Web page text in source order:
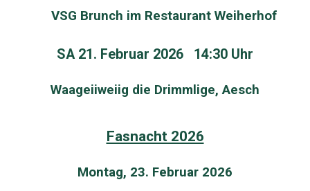
VSG Brunch im Restaurant Weiherhof
SA 21. Februar 2026 14:30 Uhr
Waageiiweiig die Drimmlige, Aesch
Fasnacht 2026
Montag, 23. Februar 2026